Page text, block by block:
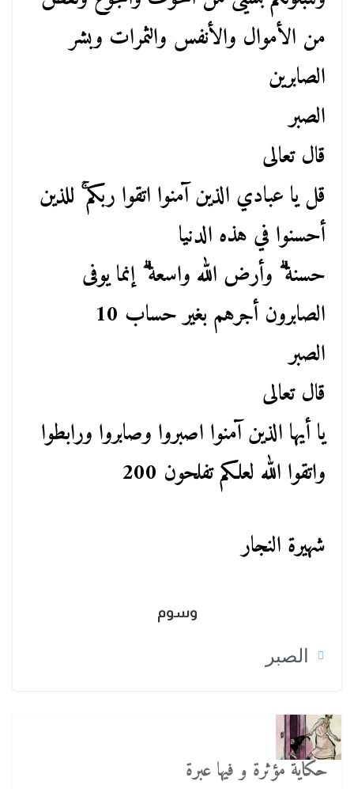
من الأموال والأنفس والثمرات وبشر
الصابرين
الصبر
قال تعالى
قل يا عبادي الذين آمنوا اتقوا ربكم ۚ للذين
أحسنوا في هذه الدنيا
حسنة ۗ وأرض الله واسعة ۗ إنما يوفى
الصابرون أجرهم بغير حساب 10
الصبر
قال تعالى
يا أيها الذين آمنوا اصبروا وصابروا ورابطوا
واتقوا الله لعلكم تفلحون 200
شهيرة النجار
وسوم
الصبر
حكاية مؤثرة و فيها عبرة